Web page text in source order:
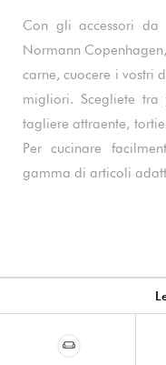
Con gli accessori da
Normann
carne, cuocere i vostri
migliori. Scegliete
tagliere attraente,
Per cucinare
gamma di articoli